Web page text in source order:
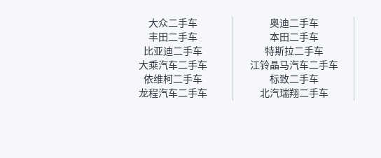
我第一天看车，第二天你们
就约我到店，我第三天去提
的车。去之前我提前跟交接
人员说好，到了之后要当着
我的面再做一次复检，你们
也安排了师傅，服务可以，
速度很快。体验下来自营车
大众二手车 奥迪二手车
丰田二手车
本田二手车
比亚迪二手车
特斯拉二手车
大乘汽车二手车
江铃晶马汽车二手车
依维柯二手车
标致二手车
龙程汽车二手车
北汽瑞翔二手车